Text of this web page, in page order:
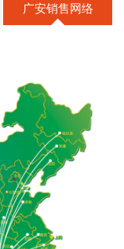
广安销售网络